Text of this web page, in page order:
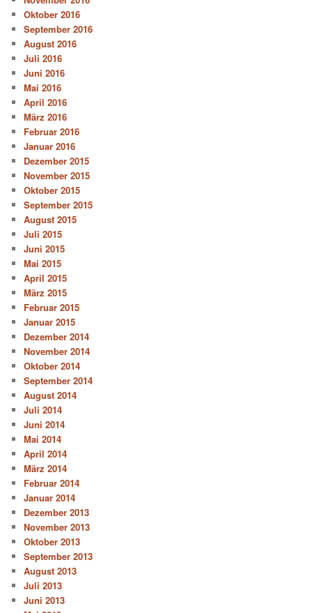
Oktober 2016
September 2016
August 2016
Juli 2016
Juni 2016
Mai 2016
April 2016
März 2016
Februar 2016
Januar 2016
Dezember 2015
November 2015
Oktober 2015
September 2015
August 2015
Juli 2015
Juni 2015
Mai 2015
April 2015
März 2015
Februar 2015
Januar 2015
Dezember 2014
November 2014
Oktober 2014
September 2014
August 2014
Juli 2014
Juni 2014
Mai 2014
April 2014
März 2014
Februar 2014
Januar 2014
Dezember 2013
November 2013
Oktober 2013
September 2013
August 2013
Juli 2013
Juni 2013